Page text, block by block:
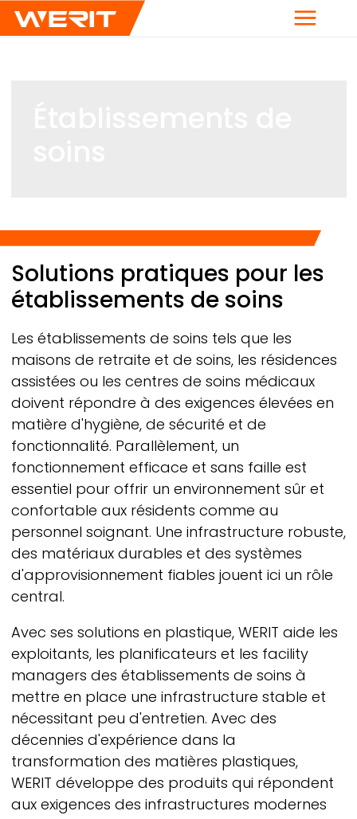
Menu
Breadcrumb
Solutions pratiques pour les
établissements de soins
Les établissements de soins tels que les
maisons de retraite et de soins, les résidences
assistées ou les centres de soins médicaux
doivent répondre à des exigences élevées en
matière d'hygiène, de sécurité et de
fonctionnalité. Parallèlement, un
fonctionnement efficace et sans faille est
essentiel pour offrir un environnement sûr et
confortable aux résidents comme au
personnel soignant. Une infrastructure robuste,
des matériaux durables et des systèmes
d'approvisionnement fiables jouent ici un rôle
central.
Avec ses solutions en plastique,WERIT aide les
exploitants, les planificateurs et les facility
managers des établissements de soins à
mettre en place une infrastructure stable et
nécessitant peu d'entretien. Avec des
décennies d'expérience dans la
transformation des matières plastiques,
WERIT développe des produits qui répondent
aux exigences des infrastructures modernes